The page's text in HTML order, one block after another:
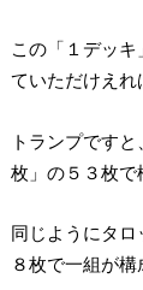
この「１デッ
ていただけえれ
トランプです
枚」の５３枚で
同じように タロ
８枚で一組が